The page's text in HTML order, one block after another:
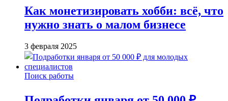
Как монетизировать хобби: всё, что
нужно знать о малом бизнесе
3 февраля 2025
Поиск работы